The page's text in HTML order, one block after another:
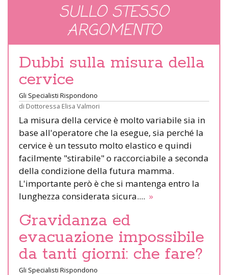
SULLO STESSO
ARGOMENTO
Dubbi sulla misura della
cervice
Gli Specialisti Rispondono
di Dottoressa Elisa Valmori
La misura della cervice è molto variabile sia in
base all'operatore che la esegue, sia perché la
cervice è un tessuto molto elastico e quindi
facilmente "stirabile" o raccorciabile a seconda
della condizione della futura mamma.
L'importante però è che si mantenga entro la
lunghezza considerata sicura.... »
Gravidanza ed
evacuazione impossibile
da tanti giorni: che fare?
Gli Specialisti Rispondono